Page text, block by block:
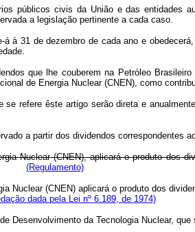
públicos civis da União e das entidades
a legislação pertinente a cada caso.
à 31 de dezembro de cada ano e
que lhe couberem na Petróleo
de Energia Nuclear (CNEN), como
êste artigo serão direta e anualmente
a partir dos dividendos correspondentes
Nuclear (CNEN), aplicará o produto dos
(Regulamento)
Nuclear (CNEN) aplicará o produto dos
dada pela Lei nº 6.189, de 1974)
de Desenvolvimento da Tecnologia Nuclear,